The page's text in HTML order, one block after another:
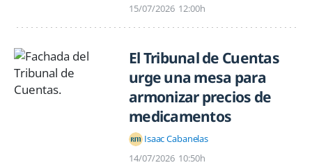
15/07/2026 12:00h
El Tribunal de Cuentas
urge una mesa para
armonizar precios de
medicamentos
Isaac Cabanelas
14/07/2026 10:50h